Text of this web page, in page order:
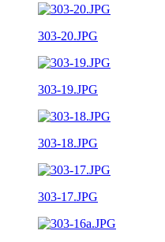
303-20.JPG
303-19.JPG
303-18.JPG
303-17.JPG